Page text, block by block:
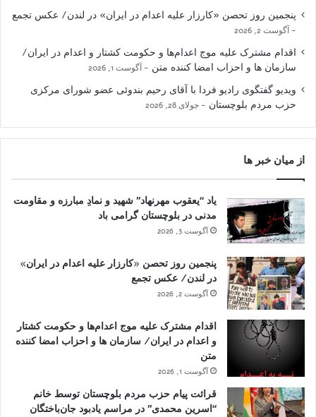
پنجمین روز تحصن «کارزار علیه اعدام در ایران» در لندن/ عکس تجمع
آگوست 2, 2026
اقدام مشترک علیه موج اعدام‌ها و حکومت کشتار و اعدام در ایران/
سازمان ها و احزاب امضا کننده متن
آگوست 1, 2026
ویدیو گفتگوی رادیو فردا با آقای رحیم بندوئی عضو شورای مرکزی
حزب مردم بلوچستان
جولای 28, 2026
از میان خبر ها
یاد “یعقوب مهرنهاد” شهید و نمادِ مبارزه و مقاومت
مدنی در بلوچستان گرامی باد
آگوست 3, 2026
پنجمین روز تحصن «کارزار علیه اعدام در ایران»
در لندن/ عکس تجمع
آگوست 2, 2026
اقدام مشترک علیه موج اعدام‌ها و حکومت کشتار
و اعدام در ایران/ سازمان ها و احزاب امضا کننده
متن
آگوست 1, 2026
قرائت پیام حزب مردم بلوچستان توسط خانم
“اسرین محمدی” در مراسم یادبود جان‌باختگان